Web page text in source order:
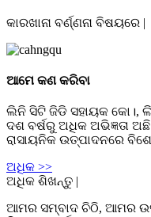
କାରଖାନା ବର୍ଣ୍ଣନା ବିଷୟରେ |
ଆମେ କଣ କରିବା
ଲିନି ସିଟି ଜିଡି ସହାୟକ କୋ।,
ଦଶ ବର୍ଷରୁ ଅଧିକ ଅଭିଜ୍ଞତା
ରାସାୟନିକ ଉତ୍ପାଦନରେ
ଅଧିକ >>
ଅଧିକ ଶିଖନ୍ତୁ |
ଆମର ସମ୍ବାଦ ଚିଠି, ଆମର